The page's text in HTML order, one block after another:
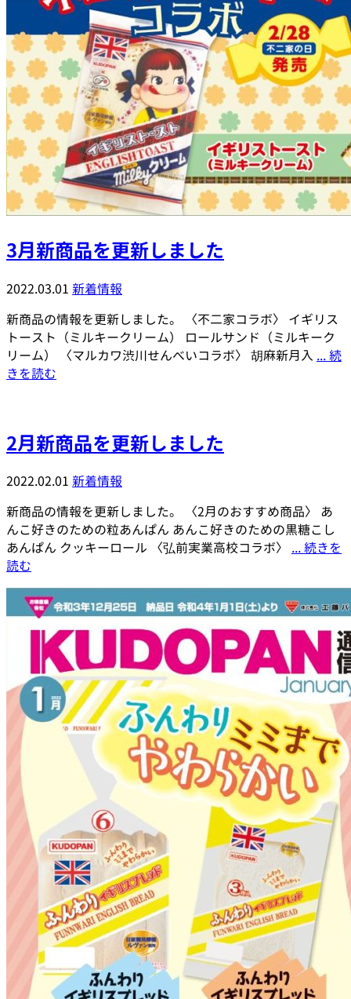
3月新商品を更新しました
2022.03.01 新着情報
新商品の情報を更新しました。 〈不二家コラボ〉 イギリス
トースト（ミルキークリーム） ロールサンド（ミルキーク
リーム） 〈マルカワ渋川せんべいコラボ〉 胡麻新月入 ... 続
きを読む
2月新商品を更新しました
2022.02.01 新着情報
新商品の情報を更新しました。 〈2月のおすすめ商品〉 あ
んこ好きのための粒あんぱん あんこ好きのための黒糖こし
あんぱん クッキーロール 〈弘前実業高校コラボ〉 ... 続きを
読む